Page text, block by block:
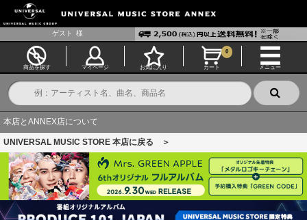
ゲスト 様
商品を探す マイページ お気に入り カート
0
メニュー
本店とANNEX店について
UNIVERSAL MUSIC STORE 本店に戻る ＞